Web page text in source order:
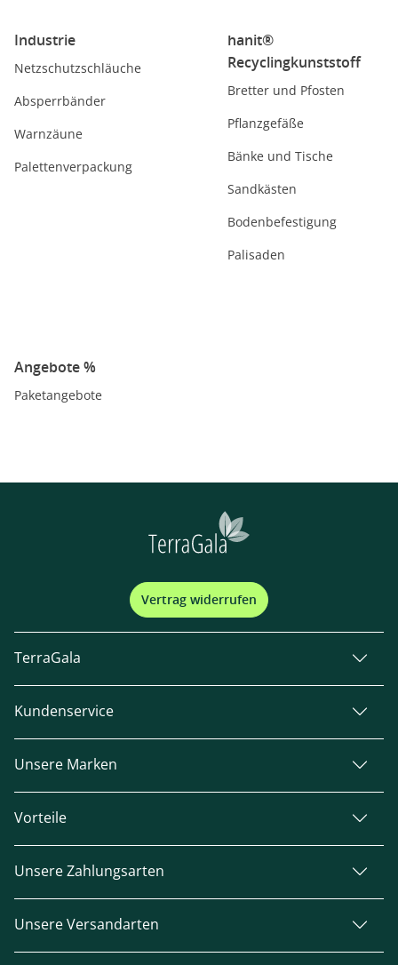
Industrie
Netzschutzschläuche
Absperrbänder
Warnzäune
Palettenverpackung
hanit®
Recyclingkunststoff
Bretter und Pfosten
Pflanzgefäße
Bänke und Tische
Sandkästen
Bodenbefestigung
Palisaden
Angebote %
Paketangebote
Vertrag widerrufen
TerraGala
Kundenservice
Unsere Marken
Vorteile
Unsere Zahlungsarten
Unsere Versandarten